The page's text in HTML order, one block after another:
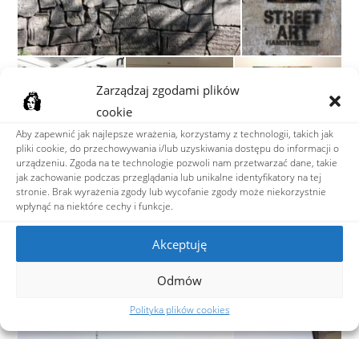
Zarządzaj zgodami plików
cookie
Aby zapewnić jak najlepsze wrażenia, korzystamy z technologii, takich jak
pliki cookie, do przechowywania i/lub uzyskiwania dostępu do informacji o
urządzeniu. Zgoda na te technologie pozwoli nam przetwarzać dane, takie
jak zachowanie podczas przeglądania lub unikalne identyfikatory na tej
stronie. Brak wyrażenia zgody lub wycofanie zgody może niekorzystnie
wpłynąć na niektóre cechy i funkcje.
Akceptuję
Odmów
Polityka plików cookies